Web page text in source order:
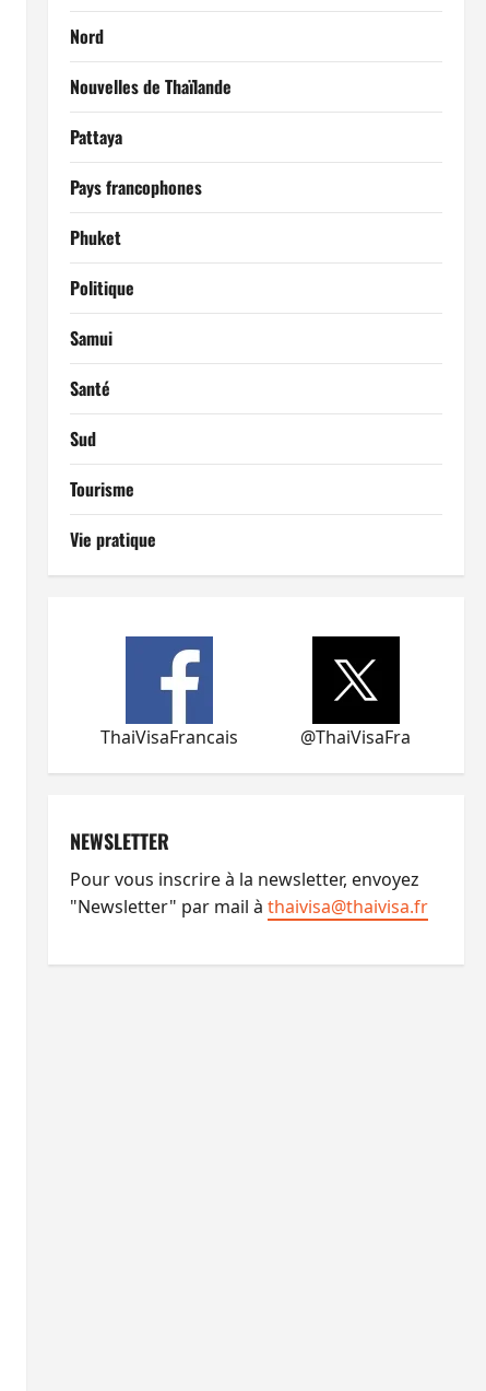
Nord
Nouvelles de Thaïlande
Pattaya
Pays francophones
Phuket
Politique
Samui
Santé
Sud
Tourisme
Vie pratique
ThaiVisaFrancais @ThaiVisaFra
NEWSLETTER
Pour vous inscrire à la newsletter, envoyez
"Newsletter" par mail à thaivisa@thaivisa.fr